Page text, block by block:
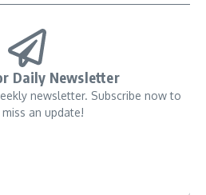
Daily Newsletter
newsletter. Subscribe now to
an update!